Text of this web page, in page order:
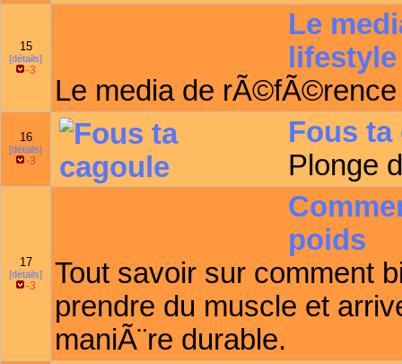
15
[détails]
-3
Le
lifestyle
Le media de
16
[détails]
-3
Fous ta
Plonge
17
[détails]
-3
poids
Tout savoir sur comment
prendre du muscle et
maniÃ¨re durable.